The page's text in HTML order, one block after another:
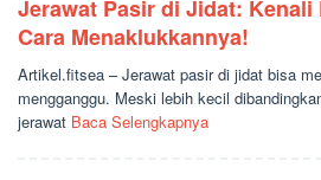
Jerawat Pasir di Jidat: Kenali
Cara Menaklukkannya!
Artikel.fitsea – Jerawat pasir di jidat bisa
mengganggu. Meski lebih kecil
jerawat Baca Selengkapnya